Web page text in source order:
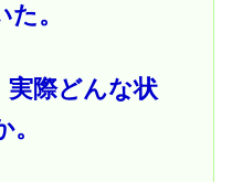
。
実際どんな状